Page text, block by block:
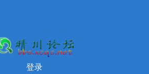
登录